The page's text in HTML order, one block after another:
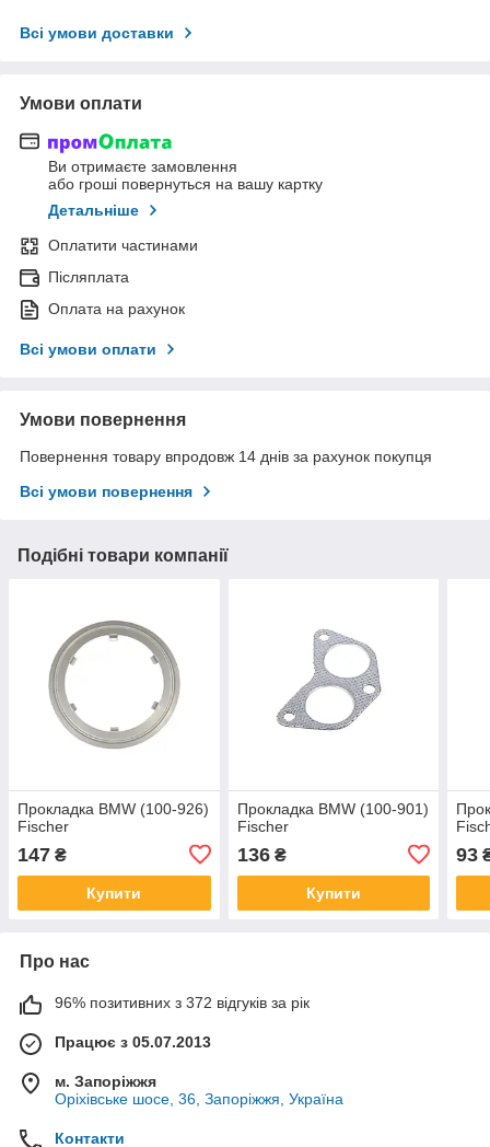
Всі умови доставки
Умови оплати
Ви отримаєте замовлення
або гроші повернуться на вашу картку
Детальніше
Оплатити частинами
Післяплата
Оплата на рахунок
Всі умови оплати
Умови повернення
Повернення товару впродовж 14 днів за рахунок покупця
Всі умови повернення
Подібні товари компанії
Прокладка BMW (100-926)
Fischer
147 ₴
Купити
Прокладка BMW (100-901)
Fischer
136₴
Купити
93
Про нас
96% позитивних з 372 відгуків за рік
Працює з 05.07.2013
м. Запоріжжя
Оріхівське шосе, 36, Запоріжжя, Україна
Контакти